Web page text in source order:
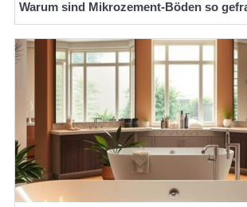
Warum sind Mikrozement-Böden so